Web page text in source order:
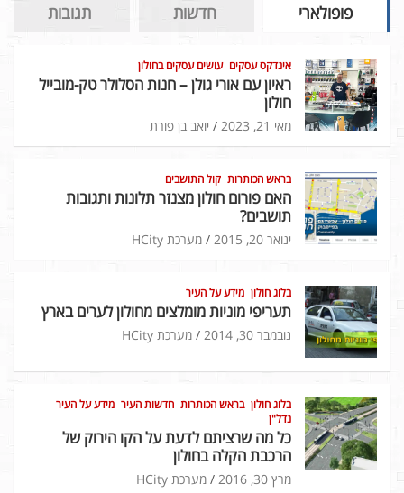
פופולארי חדשות תגובות
אינדקס עסקים עושים עסקים בחולון
ראיון עם אורי גולן – חנות הסלולר טק-מובייל
חולון
מאי 21, 2023 יואב בן פורת
בראש הכותרות קול התושבים
האם פורום חולון מצנזר תלונות ותגובות
תושבים?
ינואר 20, 2015 מערכת HCity
בלוג חולון מידע על העיר
תעריפי מוניות מומלצים מחולון לערים בארץ
נובמבר 30, 2014 מערכת HCity
בלוג חולון בראש הכותרות חדשות העיר מידע על העיר
נדל"ן
כל מה שרציתם לדעת על הקו הירוק של
הרכבת הקלה בחולון
מרץ 30, 2016 מערכת HCity